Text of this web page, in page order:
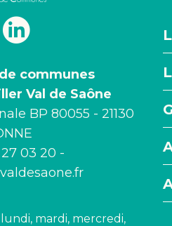
communes
Val de Saône
BP 80055 - 21130
03 20 -
mardi, mercredi,